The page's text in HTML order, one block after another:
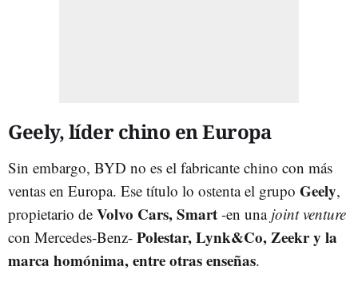
Geely, líder chino en Europa
Sin embargo, BYD no es el fabricante chino con más
ventas en Europa. Ese título lo ostenta el grupo Geely,
propietario de Volvo Cars, Smart -en una joint venture
con Mercedes-Benz- Polestar, Lynk&Co, Zeekr y la
marca homónima, entre otras enseñas.